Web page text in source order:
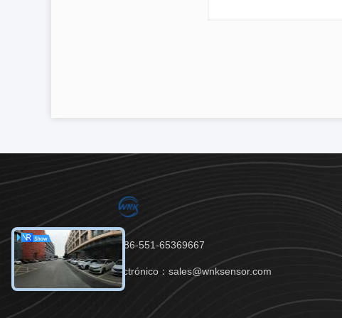
Teléfono：86-551-65369667
Correo electrónico：sales@wnksensor.com